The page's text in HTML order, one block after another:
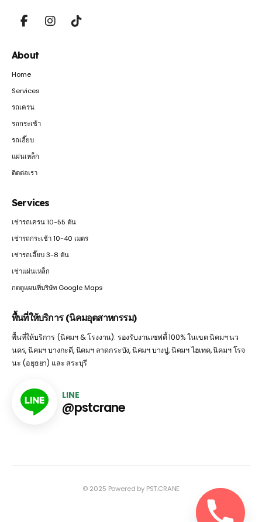
About
Home
Services
รถเครน
รถกระเช้า
รถเฮี๊ยบ
แผ่นเหล็ก
ติดต่อเรา
Services
เช่ารถเครน 10-55 ตัน
เช่ารถกระเช้า 10-40 เมตร
เช่ารถเฮี๊ยบ 3-8 ตัน
เช่าแผ่นเหล็ก
กดดูแผนที่บริษัท Google Maps
พื้นที่ให้บริการ (นิคมอุตสาหกรรม)
พื้นที่ให้บริการ (นิคมฯ & โรงงาน): รองรับงานเซฟตี้ 100% ในเขต นิคมฯ นว
นคร, นิคมฯ บางกะดี, นิคมฯ ลาดกระบัง, นิคมฯ บางปู, นิคมฯ ไฮเทค, นิคมฯ โรจ
นะ (อยุธยา) และ สระบุรี
LINE
@pstcrane
© 2025 Powered by PST.CRANE